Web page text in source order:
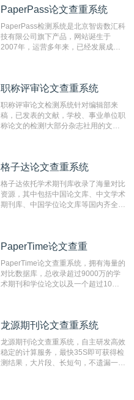
检测系统，其真实性和权威性无可厚
非。其次，相对于知网而言，万方检测
费用少，上手容易，是学生初次论文查
重的推荐系统。
PaperPass论文查重系统
PaperPass检测系统是北京智齿数汇科
技有限公司旗下产品，网站诞生于
2007年，运营多年来，已经发展成为
检测速度快、精度高，市场反映良好。
职称评审论文查重系统
职称评审论文检测系统针对编辑部来
稿，已发表的文献，学校、事业单位职
称论文的检测!大部分杂志社用的文献
编辑部检测来稿和已发表的文献,检测
测时注意填写第一作者,才能排除已发
表文献复制比。（限制字符数1万）
格子达论文查重系统
格子达依托学术期刊库收录了海量对比
资源，其中包括中国论文库、中文学术
期刊库、中国学位论文库等国内齐全的
系统，可检测中文、英文两种语言的论
PaperTime论文查重
PaperTime论文查重系统，拥有海量的
对比数据库，总收录超过9000万的学
术期刊和学位论文以及一个超过10亿
对，利用指纹索引快速而精准地在云检
有相似的片段，该项技术检测速度快、
准确率高，市场反映良好。
龙源期刊论文查重系统
龙源期刊论文查重系统，自主研发高效
稳定的计算服务，最快35S即可获得检
测结果，大片段、长短句，不遗漏一处